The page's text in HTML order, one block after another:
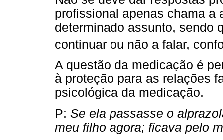
profissional apenas chama a
determinado assunto, sendo
continuar ou não a falar,
A questão da medicação é
à proteção para as relações
psicológica da medicação.
P: Se ela passasse o
meu filho agora; ficava pelo